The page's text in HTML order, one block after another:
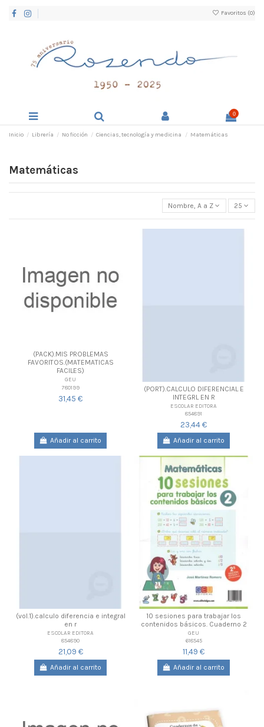
Favoritos (0)
0
Inicio Librería No ficción Ciencias, tecnología y medicina Matemáticas
Matemáticas
Nombre, A a Z 25
(PACK).MIS PROBLEMAS
FAVORITOS.(MATEMATICAS
FACILES)
GEU
780199
31,45 €
Añadir al carrito
(PORT).CALCULO DIFERENCIAL E
INTEGRL EN R
ESCOLAR EDITORA
854891
23,44 €
Añadir al carrito
(vol.1).calculo diferencia e integral
en r
ESCOLAR EDITORA
854890
21,09 €
Añadir al carrito
10 sesiones para trabajar los
contenidos básicos. Cuaderno 2
GEU
618545
11,49 €
Añadir al carrito